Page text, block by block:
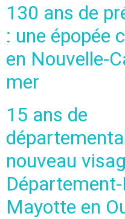
130 ans de
: une épopée
en Nouvelle-
mer
15 ans de
nouveau
Mayotte en